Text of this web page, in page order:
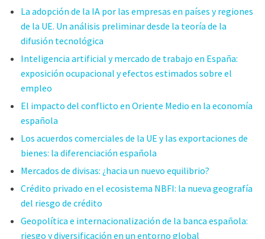
La adopción de la IA por las empresas en países y regiones
de la UE. Un análisis preliminar desde la teoría de la
difusión tecnológica
Inteligencia artificial y mercado de trabajo en España:
exposición ocupacional y efectos estimados sobre el
empleo
El impacto del conflicto en Oriente Medio en la economía
española
Los acuerdos comerciales de la UE y las exportaciones de
bienes: la diferenciación española
Mercados de divisas: ¿hacia un nuevo equilibrio?
Crédito privado en el ecosistema NBFI: la nueva geografía
del riesgo de crédito
Geopolítica e internacionalización de la banca española:
riesgo y diversificación en un entorno global